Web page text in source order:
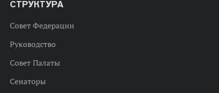
СТРУКТУРА
Совет Федерации
Руководство
Совет Палаты
Сенаторы